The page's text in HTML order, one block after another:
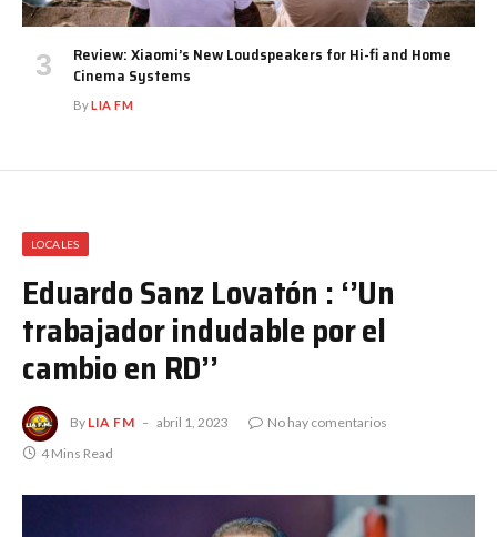
Review: Xiaomi’s New Loudspeakers for Hi-fi and Home
Cinema Systems
ByLIA FM
LOCALES
Eduardo Sanz Lovatón : ‘’Un
trabajador indudable por el
cambio en RD’’
By LIA FM abril 1, 2023
No hay comentarios
4 Mins Read